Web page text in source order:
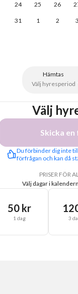
24 25 26
31 1 2 3
Hämtas
Välj hyresperiod
Välj
Skicka
Du förbinder dig inte
förfrågan och kan då
PRISER FÖR
Välj dagar i
50 kr
1 dag 3